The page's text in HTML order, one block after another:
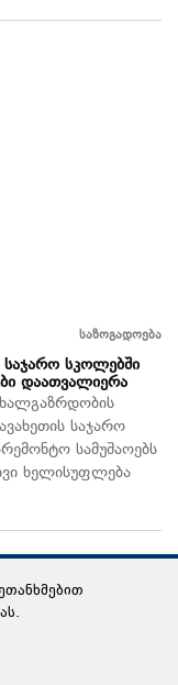
საზოგადოება
საჯარო სკოლებში
დაათვალიერა
საჯარო
სამუშაოებს
ხელისუფლება